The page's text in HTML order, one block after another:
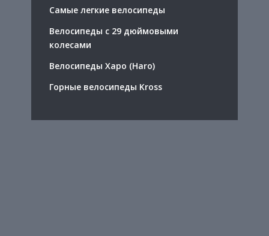
Самые легкие велосипеды
Велосипеды с 29 дюймовыми
колесами
Велосипеды Харо (Haro)
Горные велосипеды Kross